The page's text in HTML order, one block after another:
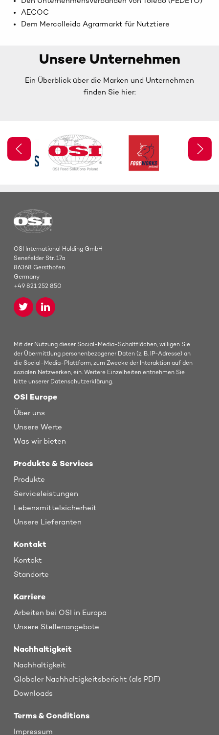
AECOC
Dem Mercolleida Agrarmarkt für Nutztiere
Unsere Unternehmen
Ein Überblick über die Marken und Unternehmen
finden Sie hier:
OSI International Holding GmbH
Senefelder Str. 17a
86368 Gersthofen
Germany
+49 821 252 850
Mit der Nutzung dieser Social-Media-Schaltflächen, willigen Sie
der Übermittlung personenbezogener Daten (z. B. IP-Adresse) an
die Social-Media-Plattform, zum Zwecke der Interaktion auf den
sozialen Netzwerken, ein. Weitere Einzelheiten entnehmen Sie
bitte unserer Datenschutzerklärung.
OSI Europe
Über uns
Unsere Werte
Was wir bieten
Produkte & Services
Produkte
Serviceleistungen
Lebensmittelsicherheit
Unsere Lieferanten
Kontakt
Kontakt
Standorte
Karriere
Arbeiten bei OSI in Europa
Unsere Stellenangebote
Nachhaltigkeit
Nachhaltigkeit
Globaler Nachhaltigkeitsbericht (als PDF)
Downloads
Terms & Conditions
Impressum